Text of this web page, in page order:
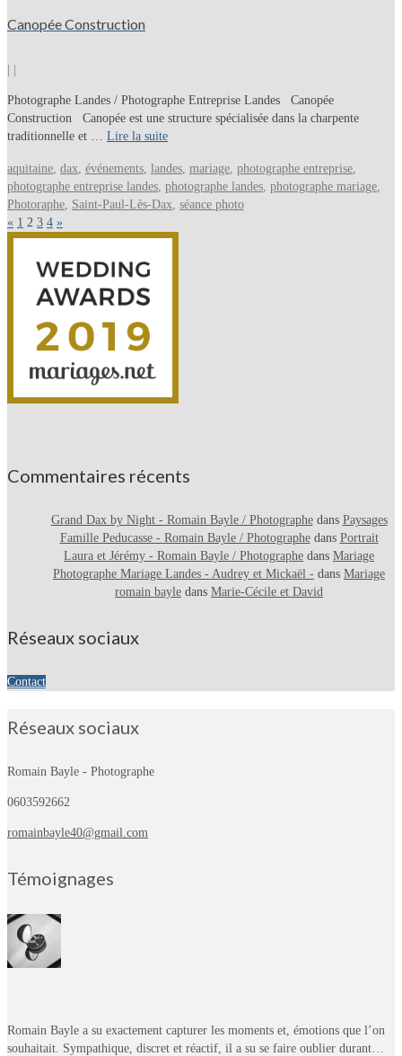
Canopée Construction
Photographe Landes / Photographe Entreprise Landes Canopée
Construction Canopée est une structure spécialisée dans la charpente
traditionnelle et … Lire la suite
aquitaine dax événements landes mariage photographe entreprise
photographe entreprise landes photographe landes photographe mariage
Photoraphe Saint-Paul-Lès-Dax séance photo
« 1 2 3 4 »
Commentaires récents
Grand Dax by Night - Romain Bayle / Photographedans Paysages
Famille Peducasse - Romain Bayle / Photographedans Portrait
Laura et Jérémy - Romain Bayle / Photographe dans Mariage
Photographe Mariage Landes - Audrey et Mickaël - dans Mariage
romain bayle dans Marie-Cécile et David
Réseaux sociaux
Contact
Réseaux sociaux
Romain Bayle - Photographe
0603592662
romainbayle40@gmail.com
Témoignages
Romain Bayle a su exactement capturer les moments et, émotions que l’on
souhaitait. Sympathique, discret et réactif, il a su se faire oublier durant…